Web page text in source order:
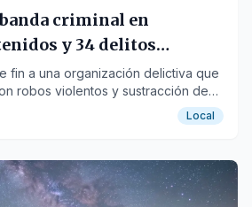
criminal en
y 34 delitos
fin a una organización delictiva que
robos violentos y sustracción de
las detenciones antes de unLocal